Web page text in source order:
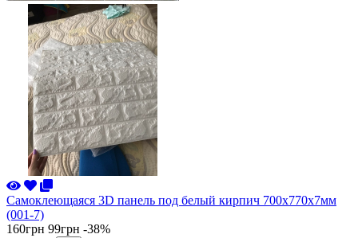
Самоклеющаяся 3D панель под белый кирпич 700x770x7мм
(001-7)
160грн 99грн -38%